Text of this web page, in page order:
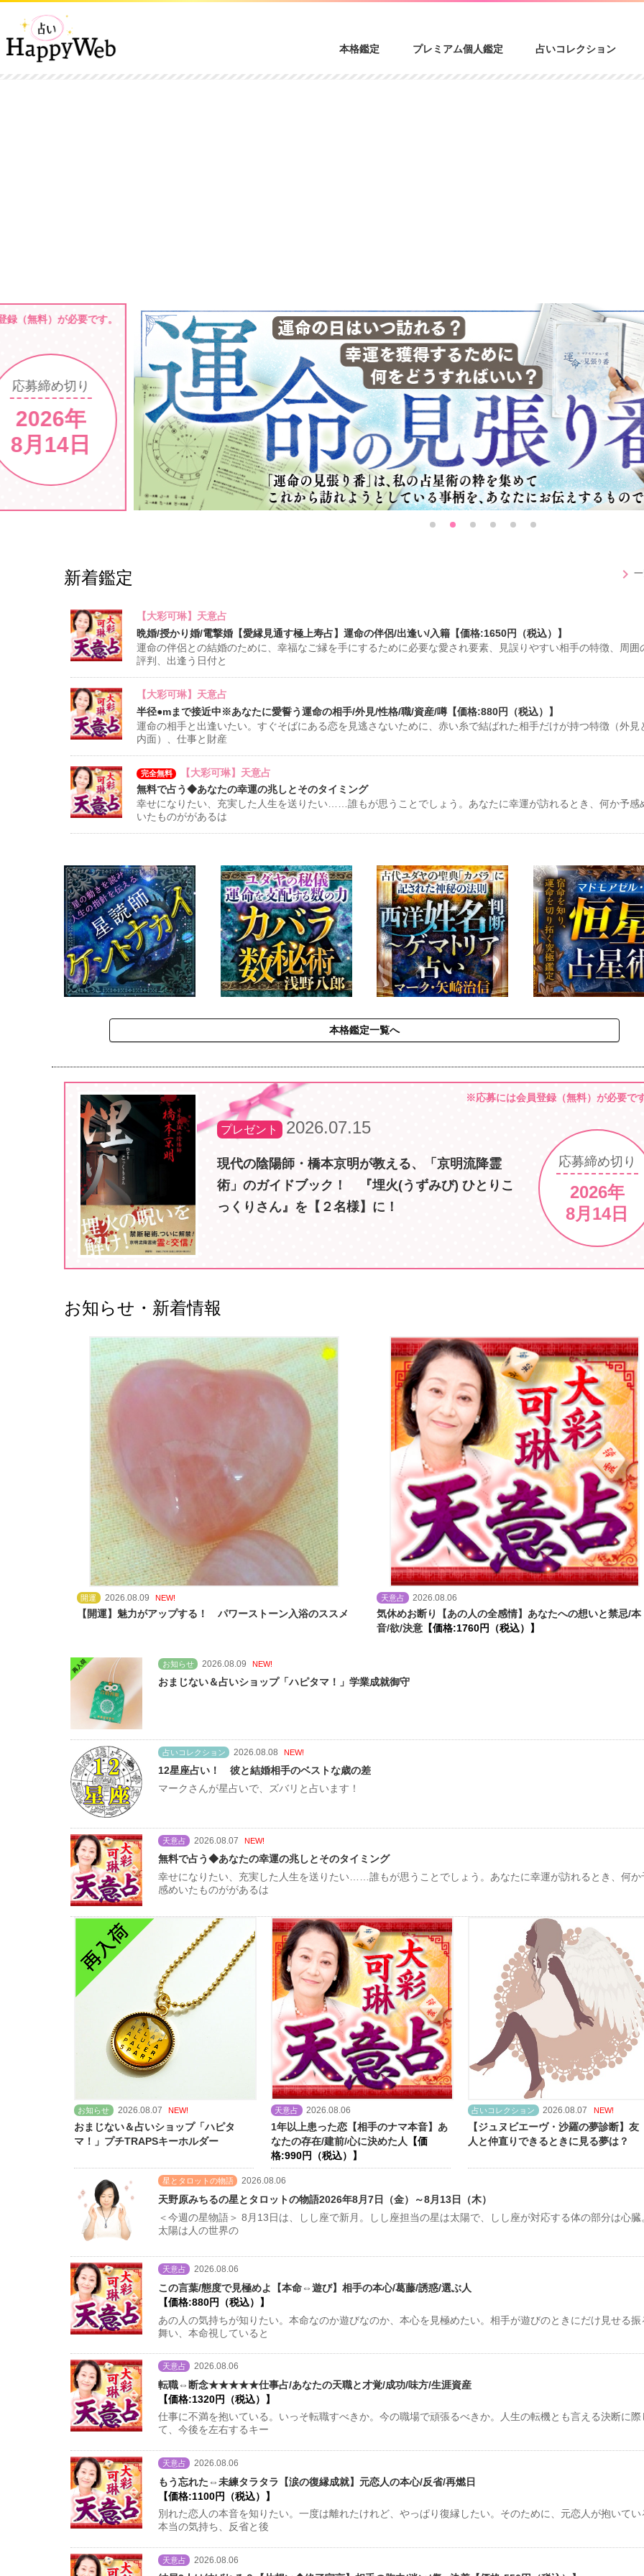
本格鑑定 プレミアム個人鑑定 占いコレクション
新着鑑定 chevron_right
【大彩可琳】天意占
晩婚/授かり婚/電撃婚【愛縁見通す極上寿占】運命の伴侶/出逢い/入籍【価格:1650円（税込）】
運命の伴侶との結婚のために、幸福なご縁を手にするために必要な愛され要素、見誤りやすい相手の特徴、周囲
評判、出逢う日付と
【大彩可琳】天意占
半径●mまで接近中※あなたに愛誓う運命の相手/外見/性格/職/資産/噂【価格:880円（税込）】
運命の相手と出逢いたい。すぐそばにある恋を見逃さないために、赤い糸で結ばれた相手だけが持つ特徴（外見
内面）、仕事と財産
完全無料
【大彩可琳】天意占
無料で占う◆あなたの幸運の兆しとそのタイミング
幸せになりたい、充実した人生を送りたい……誰もが思うことでしょう。あなたに幸運が訪れるとき、何か予感
いたものががあるは
本格鑑定一覧へ
※応募には会員登録（無料）が必要で
プレゼント 2026.07.15
現代の陰陽師・橋本京明が教える、「京明流降霊
術」のガイドブック！ 『埋火(うずみび) ひとりこ
っくりさん』を【２名様】に！
応募締め切り
2026年
8月14日
お知らせ・新着情報
開運 2026.08.09 NEW!
【開運】魅力がアップする！ パワーストーン入浴のススメ
天意占 2026.08.06
気休めお断り【あの人の全感情】あなたへの想いと禁忌/本
音/欲/決意 【価格:1760円（税込）】
お知らせ 2026.08.09 NEW!
おまじない＆占いショップ「ハピタマ！」学業成就御守
占いコレクション 2026.08.08 NEW!
12星座占い！ 彼と結婚相手のベストな歳の差
マークさんが星占いで、ズバリと占います！
天意占 2026.08.07 NEW!
無料で占う◆あなたの幸運の兆しとそのタイミング
幸せになりたい、充実した人生を送りたい……誰もが思うことでしょう。あなたに幸運が訪れるとき、何か
感めいたものががあるは
お知らせ 2026.08.07 NEW!
おまじない＆占いショップ「ハピタ
マ！」プチTRAPSキーホルダー
天意占 2026.08.06
1年以上患った恋【相手のナマ本音】あ
なたの存在/建前/心に決めた人
【価
格:990円（税込）】
占いコレクション 2026.08.07 NEW!
【ジュヌビエーヴ・沙羅の夢診断】友
人と仲直りできるときに見る夢は？
星とタロットの物語 2026.08.06
天野原みちるの星とタロットの物語2026年8月7日（金）～8月13日（木）
＜今週の星物語＞ 8月13日は、しし座で新月。しし座担当の星は太陽で、しし座が対応する体の部分は心臓
太陽は人の世界の
天意占 2026.08.06
この言葉/態度で見極めよ【本命⇔遊び】相手の本心/葛藤/誘惑/選ぶ人
【価格:880円（税込）】
あの人の気持ちが知りたい。本命なのか遊びなのか、本心を見極めたい。相手が遊びのときにだけ見せる振
舞い、本命視していると
天意占 2026.08.06
転職⇔断念★★★★★仕事占/あなたの天職と才覚/成功/味方/生涯資産
【価格:1320円（税込）】
仕事に不満を抱いている。いっそ転職すべきか。今の職場で頑張るべきか。人生の転機とも言える決断に際
て、今後を左右するキー
天意占 2026.08.06
もう忘れた⇔未練タラタラ【涙の復縁成就】元恋人の本心/反省/再燃日
【価格:1100円（税込）】
別れた恋人の本音を知りたい。一度は離れたけれど、やっぱり復縁したい。そのために、元恋人が抱いてい
本当の気持ち、反省と後
天意占 2026.08.06